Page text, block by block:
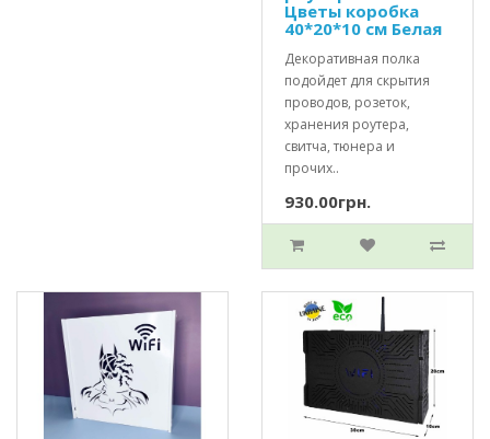
Цветы коробка
40*20*10 см Белая
Декоративная полка
подойдет для скрытия
проводов, розеток,
хранения роутера,
свитча, тюнера и
прочих..
930.00грн.